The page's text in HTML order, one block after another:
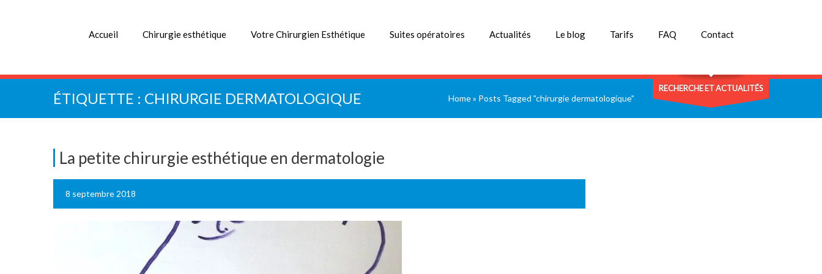
Accueil Chirurgie esthétique Votre Chirurgien Esthétique Suites opératoires Actualités Le blog Tarifs FAQ Contact
RECHERCHE ET ACTUALITÉS
ÉTIQUETTE : CHIRURGIE DERMATOLOGIQUE Home» Posts Tagged "chirurgie dermatologique"
La petite chirurgie esthétique en dermatologie
8 septembre 2018